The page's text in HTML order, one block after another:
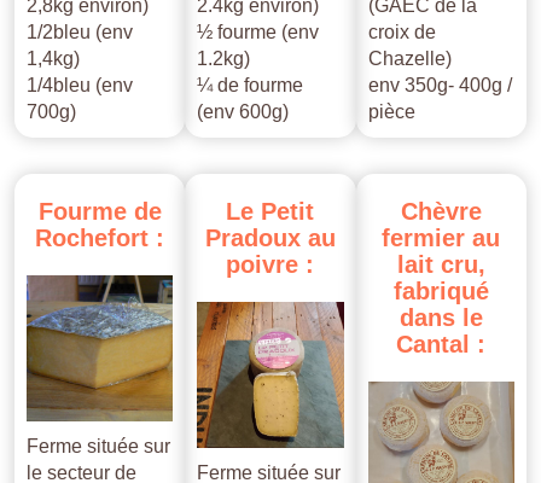
2,8kg environ)
1/2bleu (env
1,4kg)
1/4bleu (env
700g)
2.4kg environ)
½ fourme (env
1.2kg)
¼ de fourme
(env 600g)
(GAEC de la
croix de
Chazelle)
env 350g- 400g /
pièce
Fourme de
Rochefort :
Ferme située sur
le secteur de
Le Petit
Pradoux au
poivre :
Ferme située sur
Chèvre
fermier au
lait cru,
fabriqué
dans le
Cantal :